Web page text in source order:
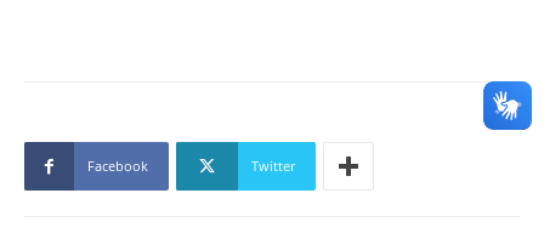
Facebook Twitter